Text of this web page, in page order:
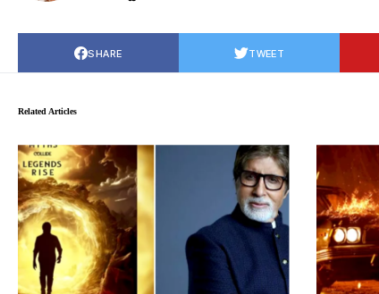
SHARE TWEET
Related Articles